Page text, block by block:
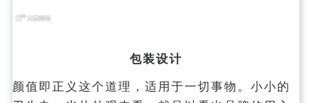
包装设计
颜值即正义这个道理，适用于一切事物。小小的